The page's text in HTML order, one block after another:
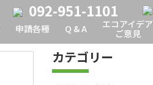
092-951-1101
申請各種 Q & A
エコアイデア
ご意見
カテゴリー